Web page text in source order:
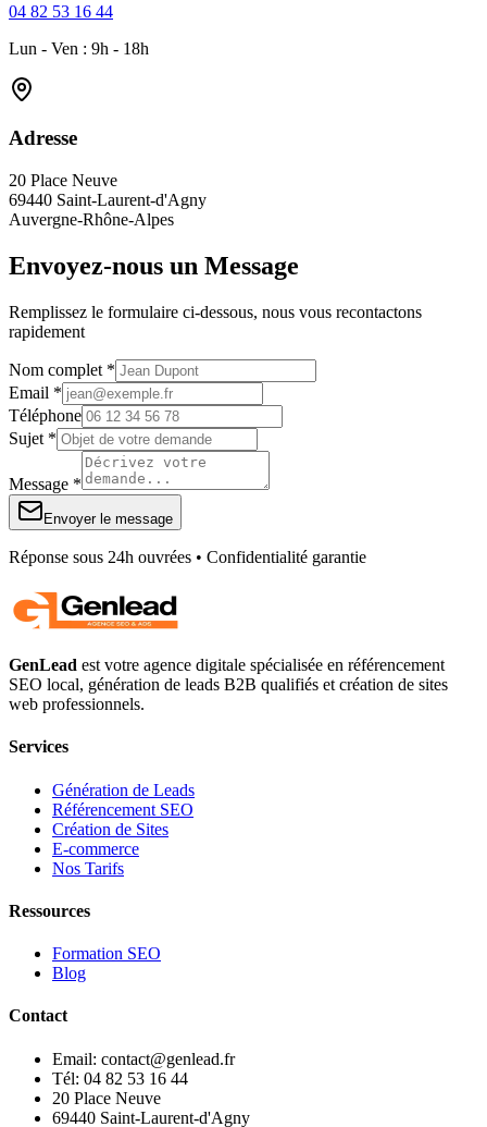
04 82 53 16 44
Lun - Ven : 9h - 18h
Adresse
20 Place Neuve
69440 Saint-Laurent-d'Agny
Auvergne-Rhône-Alpes
Envoyez-nous un Message
Remplissez le formulaire ci-dessous, nous vous recontactons
rapidement
Nom complet *
Email *
Téléphone
Sujet *
Message *
Envoyer le message
Réponse sous 24h ouvrées • Confidentialité garantie
GenLead est votre agence digitale spécialisée en référencement
SEO local, génération de leads B2B qualifiés et création de sites
web professionnels.
Services
Génération de Leads
Référencement SEO
Création de Sites
E-commerce
Nos Tarifs
Ressources
Formation SEO
Blog
Contact
Email: contact@genlead.fr
Tél: 04 82 53 16 44
20 Place Neuve
69440 Saint-Laurent-d'Agny